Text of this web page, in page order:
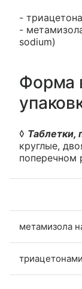
-
-
sodium)
Форма
◊ Таблетки,
круглые,
поперечном
метамизола